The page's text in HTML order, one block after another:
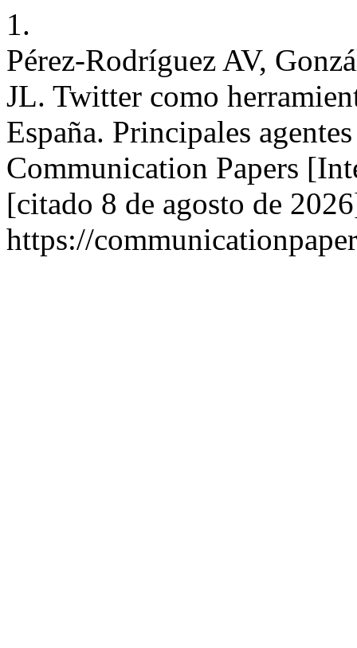
1.
Pérez-Rodríguez AV,
JL. Twitter como
España. Principales
Communication Papers
[citado 8 de agosto de
https://